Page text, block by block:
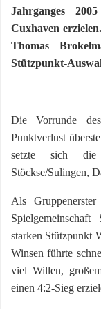
Jahrganges
Cuxhaven
Thomas
Stützpunkt-
Die Vorrunde
Punktverlust
setzte sich die
Stöckse/Sulingen,
Als
starken Stützpunkt
Winsen führte
viel Willen,
einen 4:2-Sieg